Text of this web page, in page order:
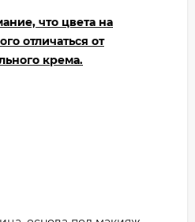
что цвета на
отличаться от
крема.